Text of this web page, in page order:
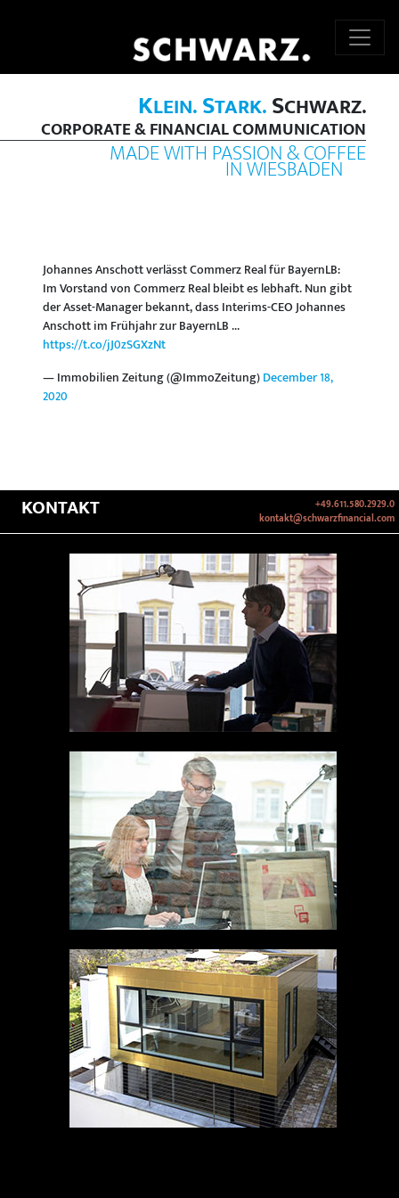
KLEIN.STARK.SCHWARZ.
CORPORATE & FINANCIAL COMMUNICATION
MADE WITH PASSION & COFFEE
IN WIESBADEN
Johannes Anschott verlässt Commerz Real für BayernLB:
Im Vorstand von Commerz Real bleibt es lebhaft. Nun gibt
der Asset-Manager bekannt, dass Interims-CEO Johannes
Anschott im Frühjahr zur BayernLB ...
https://t.co/jJ0zSGXzNt
— Immobilien Zeitung (@ImmoZeitung)December 18,
2020
KONTAKT
+49.611.580.2929.0
kontakt@schwarzfinancial.com